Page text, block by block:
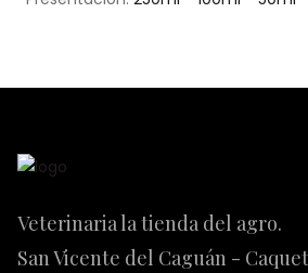
Veterinaria la tienda del agro.
San Vicente del Caguán -